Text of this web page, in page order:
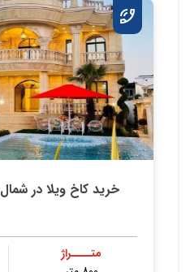
خرید کاخ ویلا در شمال ۸۰۰ متری استخردار
متــــراژ